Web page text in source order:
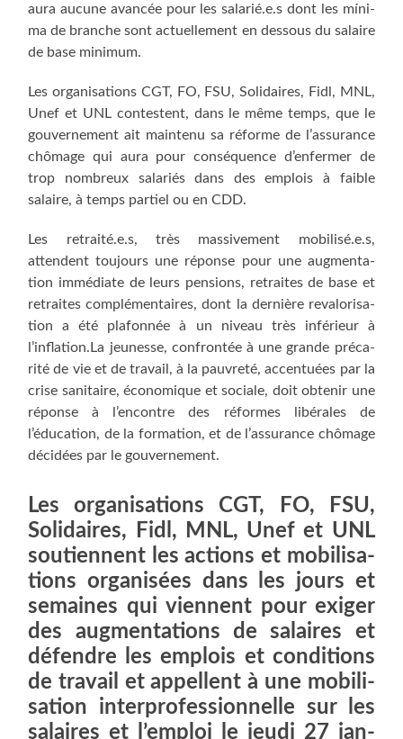
aura aucune avan­cée pour les salarié.e.s dont les míni­
ma de branche sont actuel­le­ment en des­sous du salaire
de base minimum.
Les orga­ni­sa­tions CGT, FO, FSU, Soli­daires, Fidl, MNL,
Unef et UNL contestent, dans le même temps, que le
gou­ver­ne­ment ait main­te­nu sa réforme de l’assurance
chô­mage qui aura pour consé­quence d’enfermer de
trop nom­breux sala­riés dans des emplois à faible
salaire, à temps par­tiel ou en CDD.
Les retraité.e.s, très mas­si­ve­ment mobilisé.e.s,
attendent tou­jours une réponse pour une aug­men­ta­
tion immé­diate de leurs pen­sions, retraites de base et
retraites com­plé­men­taires, dont la der­nière reva­lo­ri­sa­
tion a été pla­fon­née à un niveau très infé­rieur à
l’inflation.La jeu­nesse, confron­tée à une grande pré­ca­
ri­té de vie et de tra­vail, à la pau­vre­té, accen­tuées par la
crise sani­taire, éco­no­mique et sociale, doit obte­nir une
réponse à l’encontre des réformes libé­rales de
l’éducation, de la for­ma­tion, et de l’assurance chô­mage
déci­dées par le gouvernement.
Les orga­ni­sa­tions CGT, FO, FSU,
Soli­daires, Fidl, MNL, Unef et UNL
sou­tiennent les actions et mobi­li­sa­
tions orga­ni­sées dans les jours et
semaines qui viennent pour exi­ger
des aug­men­ta­tions de salaires et
défendre les emplois et condi­tions
de tra­vail et appellent à une mobi­li­
sa­tion inter­pro­fes­sion­nelle sur les
salaires et l’emploi le jeu­di 27 jan­